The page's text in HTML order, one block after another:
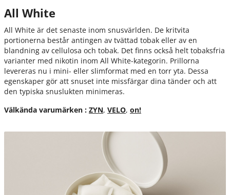
All White
All White är det senaste inom snusvärlden. De kritvita
portionerna består antingen av tvättad tobak eller av en
blandning av cellulosa och tobak. Det finns också helt tobaksfria
varianter med nikotin inom All White-kategorin. Prillorna
levereras nu i mini- eller slimformat med en torr yta. Dessa
egenskaper gör att snuset inte missfärgar dina tänder och att
den typiska snuslukten minimeras.
Välkända varumärken : ZYN, VELO, on!